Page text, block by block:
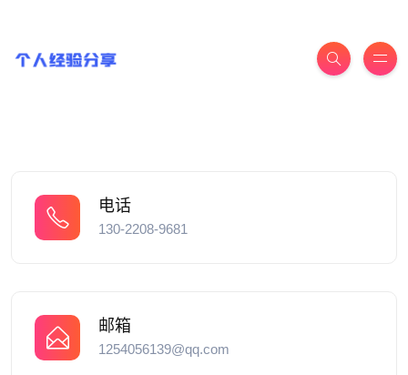
电话
130-2208-9681
邮箱
1254056139@qq.com